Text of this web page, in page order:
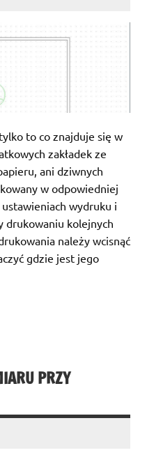
to co znajduje się w
zakładek ze
ani dziwnych
w odpowiedniej
wydruku i
drukowaniu kolejnych
należy wcisnąć
gdzie jest jego
PRZY